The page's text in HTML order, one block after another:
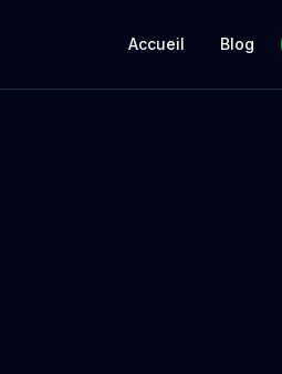
Accueil Blog